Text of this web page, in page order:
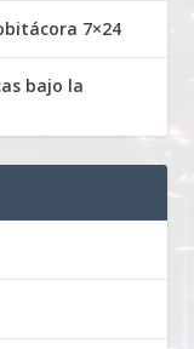
7×24
bajo la